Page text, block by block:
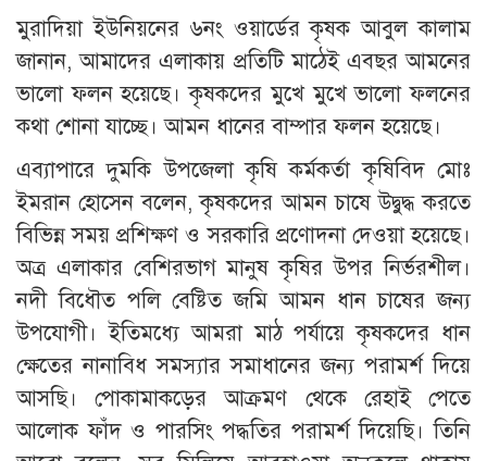
মুরাদিয়া ইউনিয়নের ৬নং ওয়ার্ডের কৃষক আবুল কালাম
জানান, আমাদের এলাকায় প্রতিটি মাঠেই এবছর আমনের
ভালো ফলন হয়েছে। কৃষকদের মুখে মুখে ভালো ফলনের
কথা শোনা যাচ্ছে। আমন ধানের বাম্পার ফলন হয়েছে।
এব্যাপারে দুমকি উপজেলা কৃষি কর্মকর্তা কৃষিবিদ মোঃ
ইমরান হোসেন বলেন, কৃষকদের আমন চাষে উদ্বুদ্ধ করতে
বিভিন্ন সময় প্রশিক্ষণ ও সরকারি প্রণোদনা দেওয়া হয়েছে।
অত্র এলাকার বেশিরভাগ মানুষ কৃষির উপর নির্ভরশীল।
নদী বিধৌত পলি বেষ্টিত জমি আমন ধান চাষের জন্য
উপযোগী। ইতিমধ্যে আমরা মাঠ পর্যায়ে কৃষকদের ধান
ক্ষেতের নানাবিধ সমস্যার সমাধানের জন্য পরামর্শ দিয়ে
আসছি। পোকামাকড়ের আক্রমণ থেকে রেহাই পেতে
আলোক ফাঁদ ও পারসিং পদ্ধতির পরামর্শ দিয়েছি। তিনি